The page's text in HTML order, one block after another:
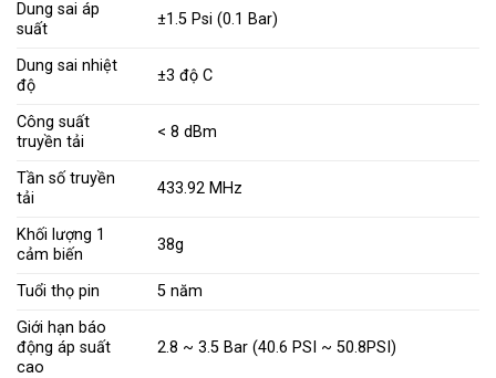
Dung sai áp
suất
±1.5 Psi (0.1 Bar)
Dung sai nhiệt
độ
±3 độ C
Công suất
truyền tải
< 8 dBm
Tần số truyền
tải
433.92 MHz
Khối lượng 1
cảm biến
38g
Tuổi thọ pin
5 năm
Giới hạn báo
động áp suất
cao
2.8 ~ 3.5 Bar (40.6 PSI ~ 50.8PSI)